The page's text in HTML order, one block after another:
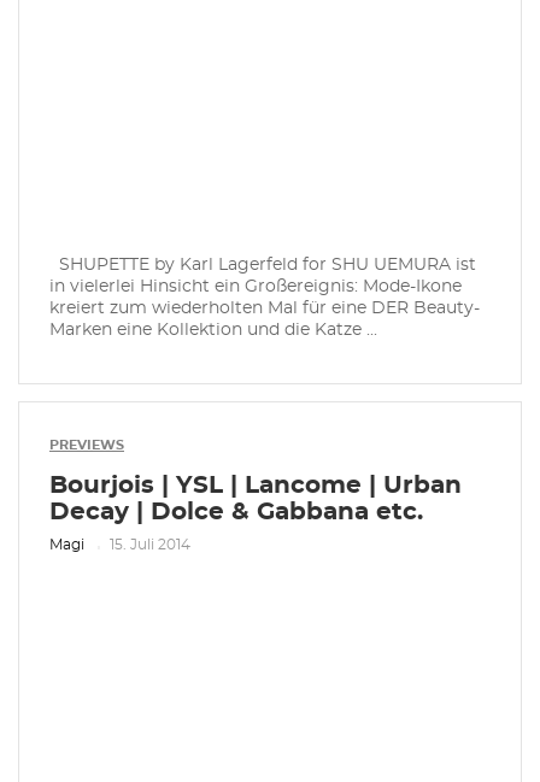
SHUPETTE by Karl Lagerfeld for SHU UEMURA ist
in vielerlei Hinsicht ein Großereignis: Mode-Ikone
kreiert zum wiederholten Mal für eine DER Beauty-
Marken eine Kollektion und die Katze ...
PREVIEWS
Bourjois | YSL | Lancome | Urban
Decay | Dolce & Gabbana etc.
Magi 15. Juli 2014